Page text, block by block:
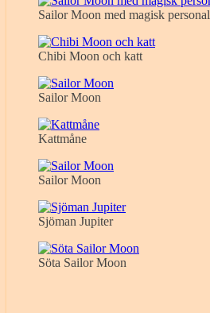
Sailor Moon med magisk personal
Chibi Moon och katt
Sailor Moon
Kattmåne
Sailor Moon
Sjöman Jupiter
Söta Sailor Moon